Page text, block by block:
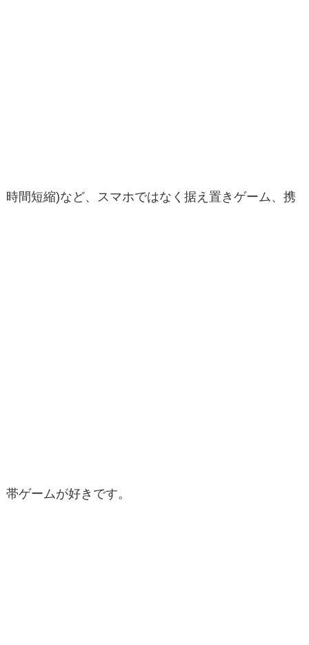
時間短縮)など、スマホではなく据え置きゲーム、携
帯ゲームが好きです。